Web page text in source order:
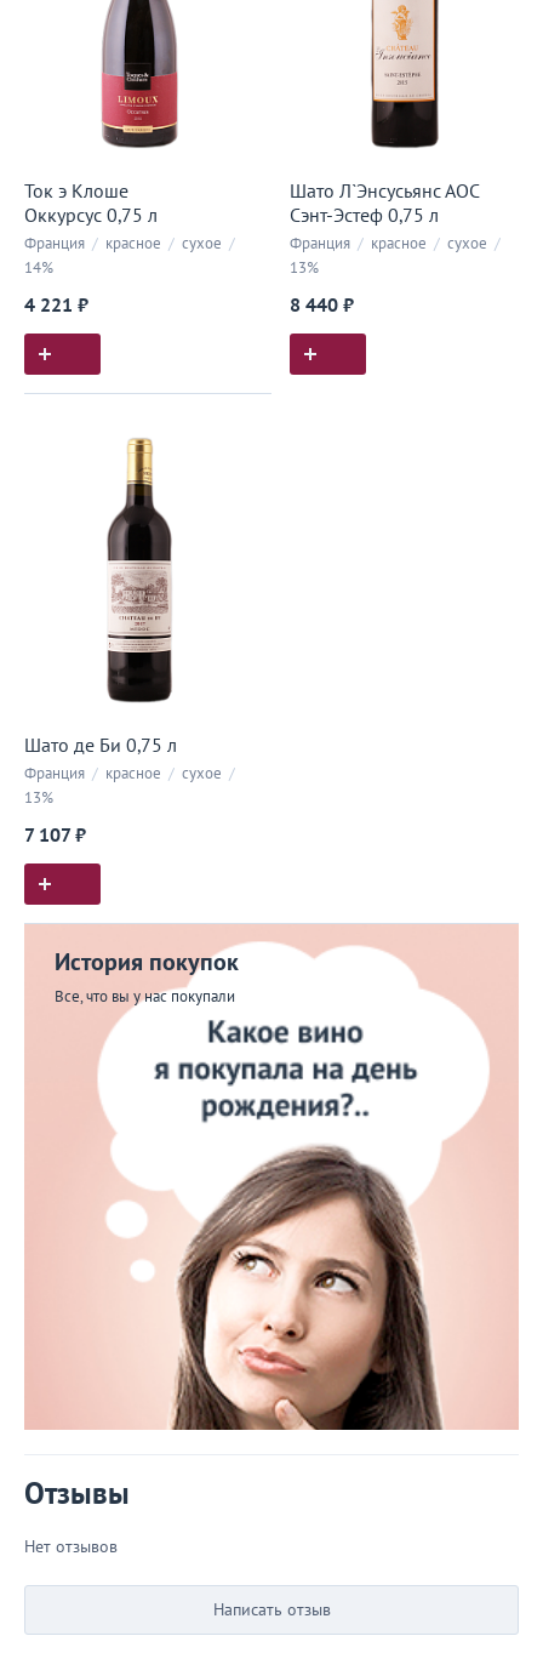
Ток э Клоше
Оккурсус 0,75 л
Франция / красное / сухое /
14%
4 221 ₽
Шато Л`Энсусьянс АОС
Сэнт-Эстеф 0,75 л
Франция / красное / сухое /
13%
8 440 ₽
Шато де Би 0,75 л
Франция / красное / сухое /
13%
7 107 ₽
История покупок
Все, что вы у нас покупали
Отзывы
Нет отзывов
Написать отзыв